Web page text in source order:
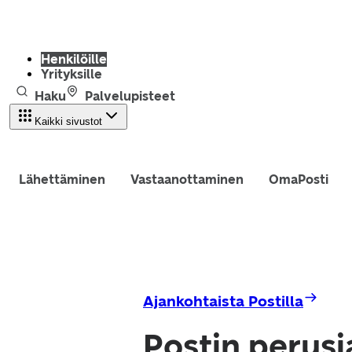
Henkilöille
Yrityksille
Haku
Palvelupisteet
Kaikki sivustot
Lähettäminen Vastaanottaminen OmaPosti
Ajankohtaista Postilla